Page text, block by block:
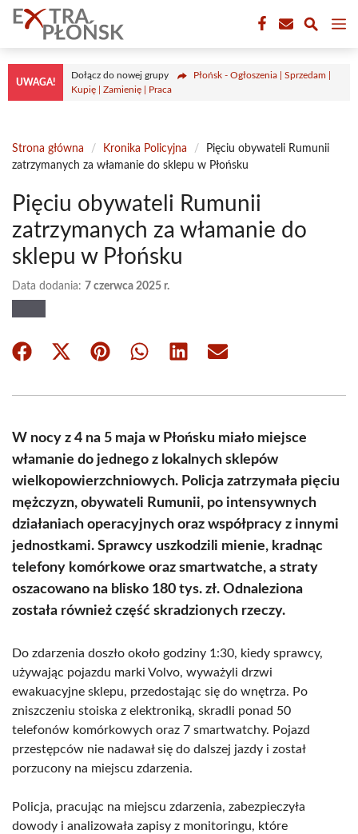
Przejdź
treści
UWAGA!
Dołącz do nowej grupy
Płońsk - Ogłoszenia | Sprzedam |
Kupię | Zamienię | Praca
Strona główna / Kronika Policyjna /
Pięciu obywateli Rumunii
zatrzymanych za włamanie do sklepu w Płońsku
Pięciu obywateli Rumunii
zatrzymanych za włamanie do
sklepu w Płońsku
Data dodania: 7 czerwca 2025 r.
Share
Share
(Twitter)
Share Share Share Share
W nocy z 4 na 5 maja w Płońsku miało miejsce
włamanie do jednego z lokalnych sklepów
wielkopowierzchniowych. Policja zatrzymała pięciu
mężczyzn, obywateli Rumunii, po intensywnych
działaniach operacyjnych oraz współpracy z innymi
jednostkami. Sprawcy uszkodzili mienie, kradnąc
telefony komórkowe oraz smartwatche, a straty
oszacowano na blisko 180 tys. zł. Odnaleziona
została również część skradzionych rzeczy.
Do zdarzenia doszło około godziny 1:30, kiedy sprawcy,
używając pojazdu marki Volvo, wyważyli drzwi
ewakuacyjne sklepu, przedostając się do wnętrza. Po
zniszczeniu stoiska z elektroniką, skradli ponad 50
telefonów komórkowych oraz 7 smartwatchy. Pojazd
przestępców nie nadawał się do dalszej jazdy i został
porzucony na miejscu zdarzenia.
Policja, pracując na miejscu zdarzenia, zabezpieczyła
dowody i analizowała zapisy z monitoringu, które